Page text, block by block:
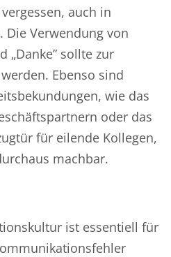
auch in
Die Verwendung von
„Danke” sollte zur
Ebenso sind
wie das
oder das
für eilende Kollegen,
machbar.
ist essentiell für